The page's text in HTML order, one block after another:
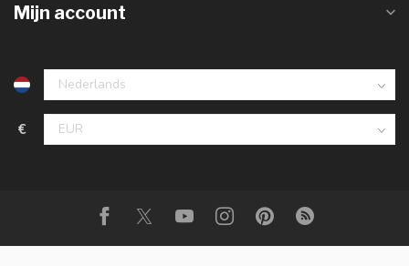
Mijn account
€